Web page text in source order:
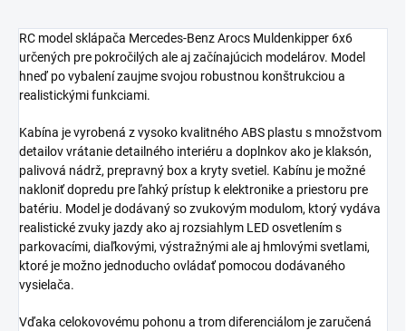
RC model sklápača Mercedes-Benz Arocs Muldenkipper 6x6
určených pre pokročilých ale aj začínajúcich modelárov. Model
hneď po vybalení zaujme svojou robustnou konštrukciou a
realistickými funkciami.
Kabína je vyrobená z vysoko kvalitného ABS plastu s množstvom
detailov vrátanie detailného interiéru a doplnkov ako je klaksón,
palivová nádrž, prepravný box a kryty svetiel. Kabínu je možné
nakloniť dopredu pre ľahký prístup k elektronike a priestoru pre
batériu. Model je dodávaný so zvukovým modulom, ktorý vydáva
realistické zvuky jazdy ako aj rozsiahlym LED osvetlením s
parkovacími, diaľkovými, výstražnými ale aj hmlovými svetlami,
ktoré je možno jednoducho ovládať pomocou dodávaného
vysielača.
Vďaka celokovovému pohonu a trom diferenciálom je zaručená